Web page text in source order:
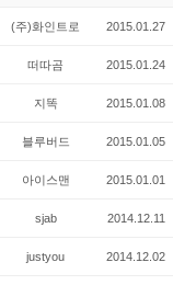
(주)화인트로 2015.01.27
떠따곰 2015.01.24
지똑 2015.01.08
블루버드 2015.01.05
아이스맨 2015.01.01
sjab 2014.12.11
justyou 2014.12.02